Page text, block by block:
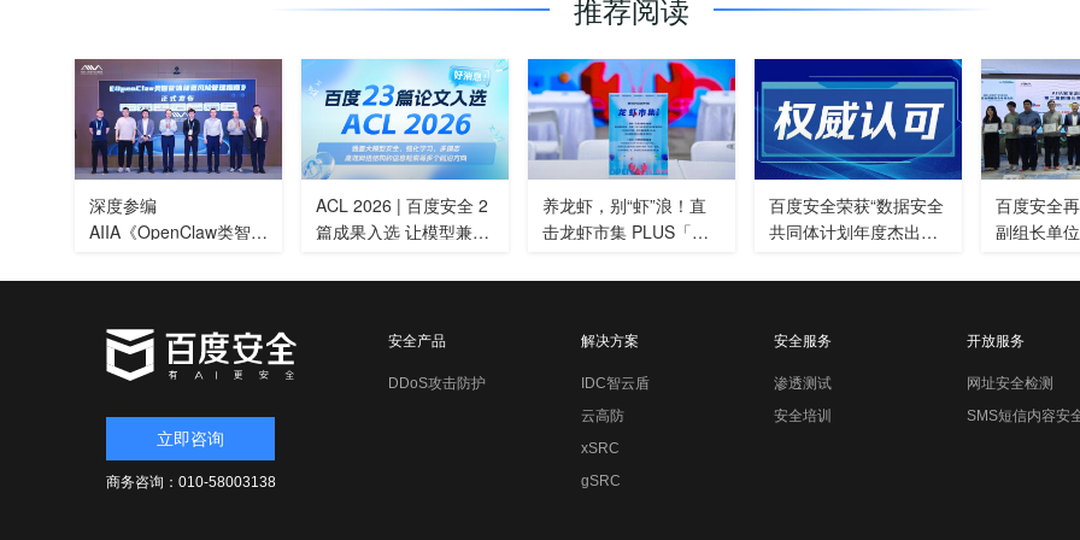
推荐阅读
深度参编
AIIA《OpenClaw类智能
百度安全引领智能体安
ACL 2026 | 百度安全 2
篇成果入选 让模型兼
养龙虾，别“虾”浪！直
击龙虾市集 PLUS「安
百度安全荣获“数据安全
共同体计划年度杰出贡
进会员单位”
百度安全
副组长单
立即咨询
商务咨询：010-58003138
安全产品
DDoS攻击防护
解决方案
IDC智云盾
云高防
xSRC
gSRC
安全服务
渗透测试
安全培训
开放服务
网址安全检测
SMS短信内容安